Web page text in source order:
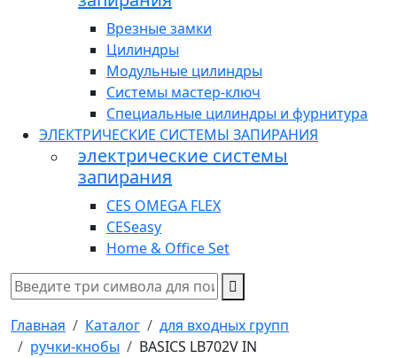
Врезные замки
Цилиндры
Модульные цилиндры
Системы мастер-ключ
Специальные цилиндры и фурнитура
ЭЛЕКТРИЧЕСКИЕ СИСТЕМЫ ЗАПИРАНИЯ
электрические системы
запирания
CES OMEGA FLEX
CESeasy
Home & Office Set
Главная Каталог
для входных групп
ручки-кнобы
BASICS LB702V IN